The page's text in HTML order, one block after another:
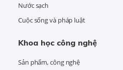
Nước sạch
Cuộc sống và pháp luật
Khoa học công nghệ
Sản phẩm, công nghệ